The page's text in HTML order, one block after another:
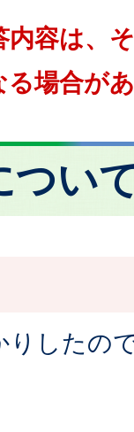
容は、
る場合が
つい
りしたの